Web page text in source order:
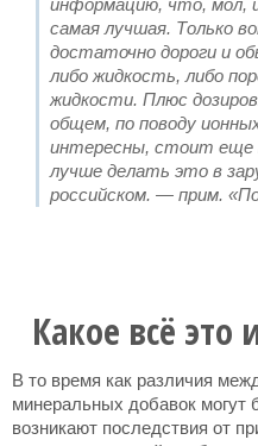
информацию, что, мол,
самая лучшая. Только
достаточно дороги и
либо жидкость, либо
жидкости. Плюс
общем, по поводу
интересны, стоит еще
лучше делать это в
российском. — прим.
Какое всё это
В то время как различия
минеральных добавок
возникают последствия от